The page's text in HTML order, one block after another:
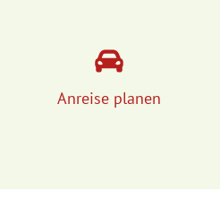
Anreise planen